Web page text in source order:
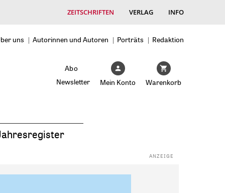
ZEITSCHRIFTEN VERLAG INFO
uns Autorinnen und Autoren Porträts
Redaktion
Abo
Newsletter
Mein Konto Warenkorb